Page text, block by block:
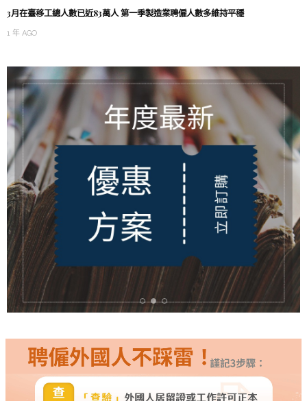
3月在臺移工總人數已近83萬人 第一季製造業聘僱人數多維持平穩
1 年 AGO